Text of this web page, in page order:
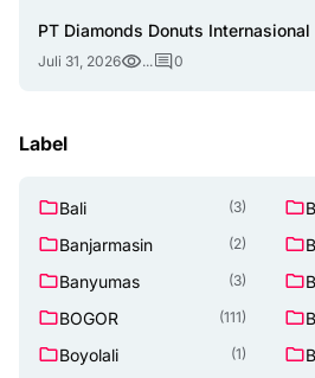
PT Diamonds Donuts
Juli 31, 2026 ... 0
Label
Bali (3)
Banjarmasin (2)
Banyumas (3)
BOGOR (111)
Boyolali (1)